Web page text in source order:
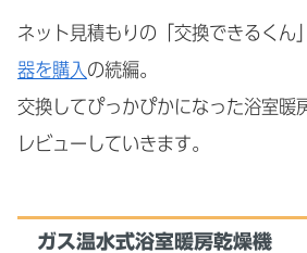
ネット見積もりの「交換できるくん
器を購入 の続編。
交換してぴっかぴかになった浴室暖
レビューしていきます。
ガス温水式浴室暖房乾燥機